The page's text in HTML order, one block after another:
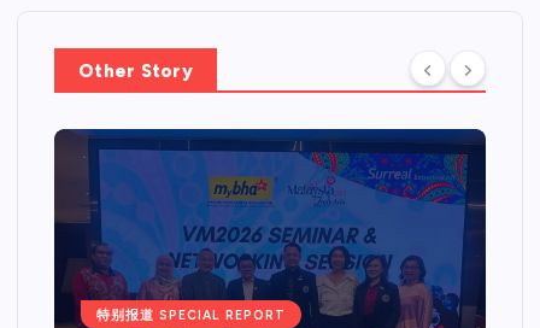
Other Story
特别报道 SPECIAL REPORT